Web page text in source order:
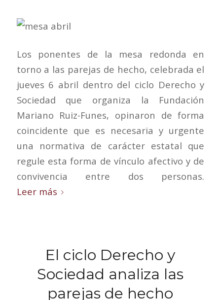
Los ponentes de la mesa redonda en
torno a las parejas de hecho, celebrada el
jueves 6 abril dentro del ciclo Derecho y
Sociedad que organiza la Fundación
Mariano Ruiz-Funes, opinaron de forma
coincidente que es necesaria y urgente
una normativa de carácter estatal que
regule esta forma de vínculo afectivo y de
convivencia entre dos personas.
Leer más
El ciclo Derecho y
Sociedad analiza las
parejas de hecho